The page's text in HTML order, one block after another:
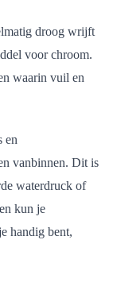
droog wrijft
voor chroom.
waarin vuil en
en
vanbinnen. Dit is
waterdruck of
kun je
handig bent,